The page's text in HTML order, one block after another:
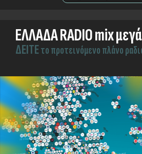
ΕΛΛΑΔΑ RADIO mix
ΔEITEτο προτεινόμενο πλάνο